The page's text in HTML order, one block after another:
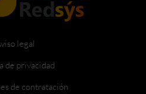
legal
de privacidad
de contratación